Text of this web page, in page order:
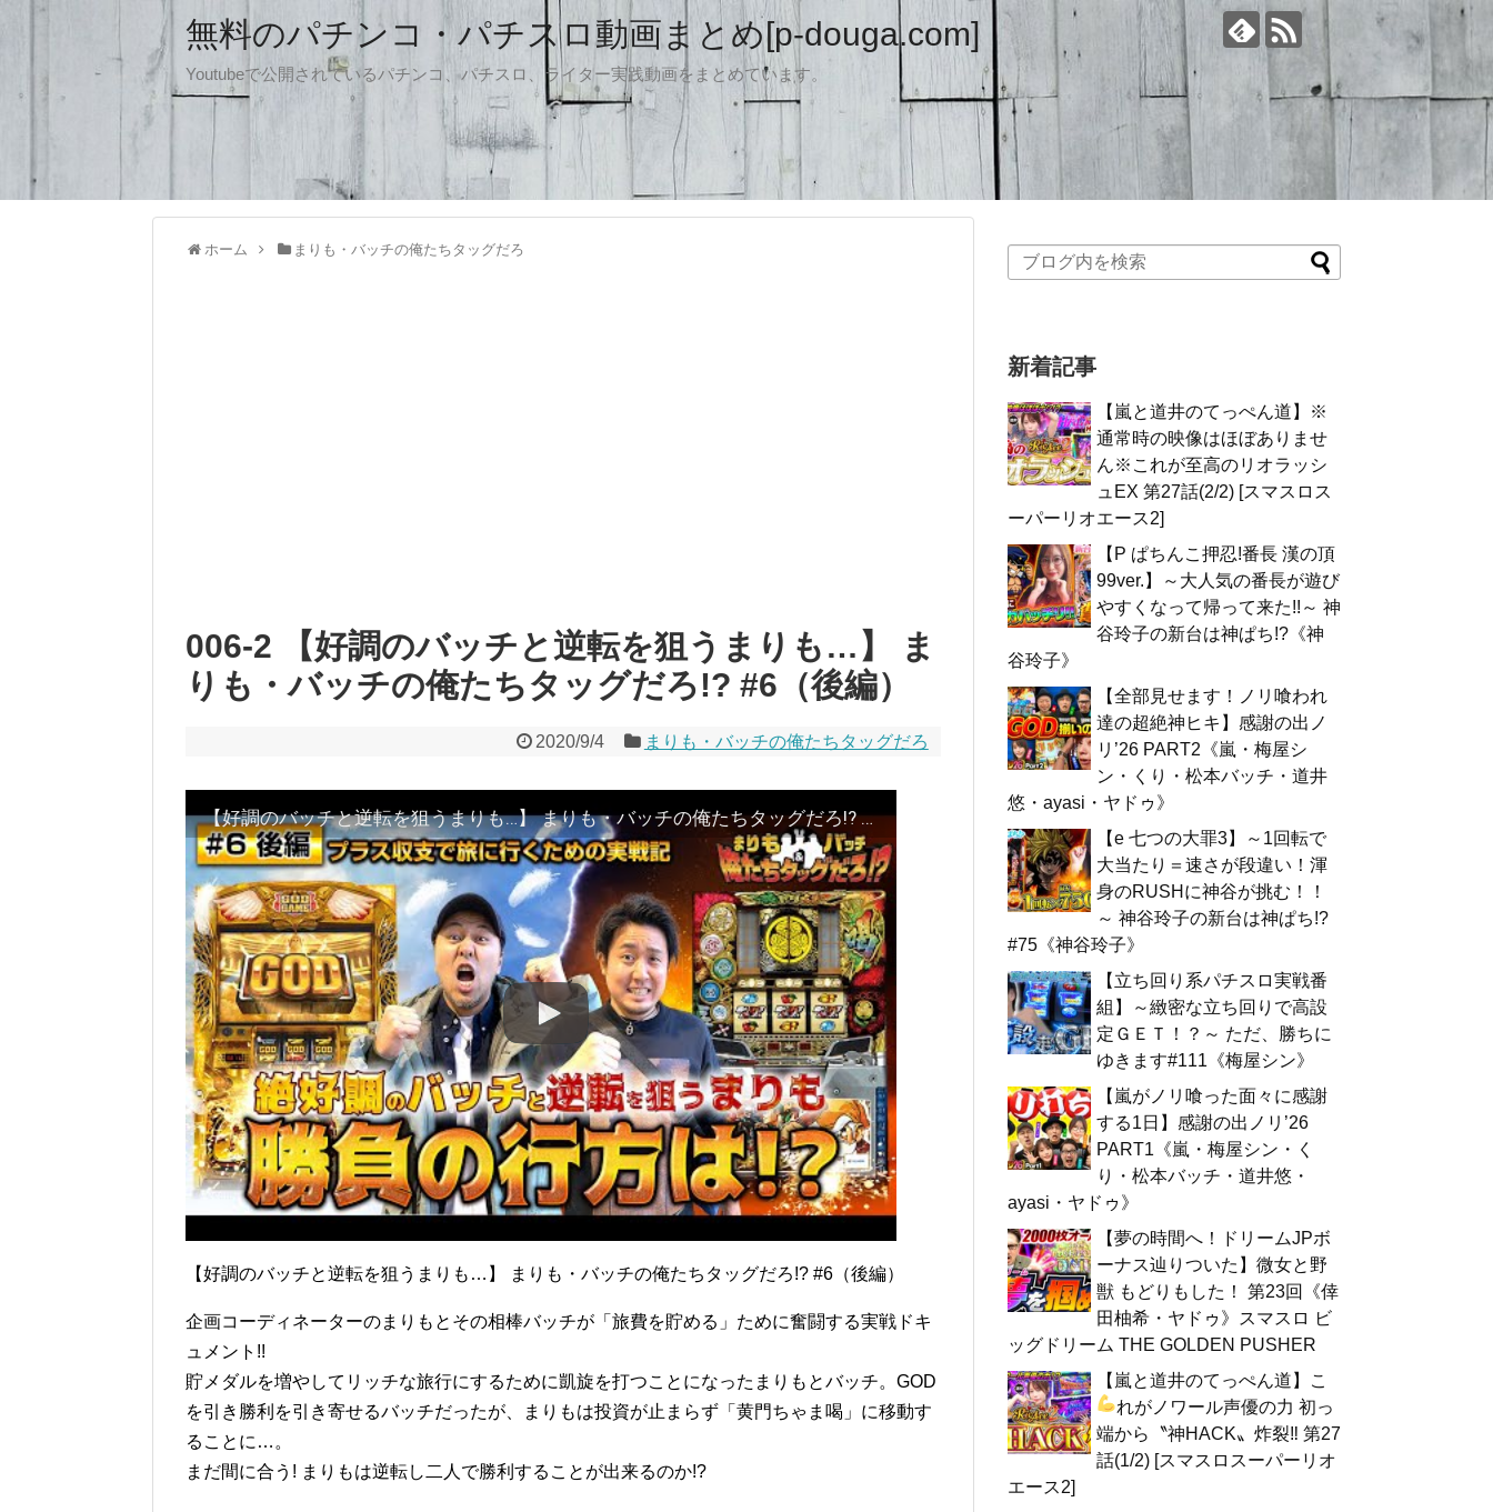
無料のパチンコ・パチスロ動画まとめ[p-douga.com]
Youtubeで公開されているパチンコ、パチスロ、ライター実践動画をまとめています。
ホーム まりも・バッチの俺たちタッグだろ
006-2 【好調のバッチと逆転を狙うまりも…】 ま
りも・バッチの俺たちタッグだろ!? #6（後編）
2020/9/4 まりも・バッチの俺たちタッグだろ
【好調のバッチと逆転を狙うまりも…】 まりも・バッチの俺たちタッグだろ!? #6（後編）
【好調のバッチと逆転を狙うまりも…】 まりも・バッチの俺たちタッグだろ!? #6（後編）
企画コーディネーターのまりもとその相棒バッチが「旅費を貯める」ために奮闘する実戦ドキ
ュメント!!
貯メダルを増やしてリッチな旅行にするために凱旋を打つことになったまりもとバッチ。GOD
を引き勝利を引き寄せるバッチだったが、まりもは投資が止まらず「黄門ちゃま喝」に移動す
ることに…。
まだ間に合う! まりもは逆転し二人で勝利することが出来るのか!?
新着記事
【嵐と道井のてっぺん道】※
通常時の映像はほぼありませ
ん※これが至高のリオラッシ
ュEX 第27話(2/2) [スマスロス
ーパーリオエース2]
【P ぱちんこ押忍!番長 漢の頂
99ver.】～大人気の番長が遊び
やすくなって帰って来た!!～ 神
谷玲子の新台は神ぱち!?《神
谷玲子》
【全部見せます！ノリ喰われ
達の超絶神ヒキ】感謝の出ノ
リ’26 PART2《嵐・梅屋シ
ン・くり・松本バッチ・道井
悠・ayasi・ヤドゥ》
【e 七つの大罪3】～1回転で
大当たり＝速さが段違い！渾
身のRUSHに神谷が挑む！！
～ 神谷玲子の新台は神ぱち!?
#75《神谷玲子》
【立ち回り系パチスロ実戦番
組】～緻密な立ち回りで高設
定ＧＥＴ！？～ ただ、勝ちに
ゆきます#111《梅屋シン》
【嵐がノリ喰った面々に感謝
する1日】感謝の出ノリ’26
PART1《嵐・梅屋シン・く
り・松本バッチ・道井悠・
ayasi・ヤドゥ》
【夢の時間へ！ドリームJPボ
ーナス辿りついた】微女と野
獣 もどりもした！ 第23回《倖
田柚希・ヤドゥ》スマスロ ビ
ッグドリーム THE GOLDEN PUSHER
【嵐と道井のてっぺん道】こ
れがノワール声優の力 初っ
端から〝神HACK〟炸裂‼ 第27
話(1/2) [スマスロスーパーリオ
エース2]